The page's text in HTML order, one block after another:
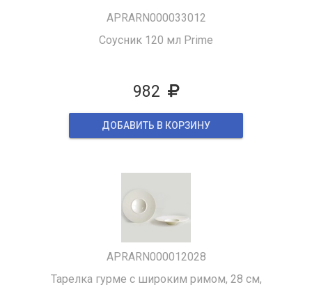
APRARN000033012
Соусник 120 мл Prime
982
ДОБАВИТЬ В КОРЗИНУ
АPRARN000012028
Тарелка гурме с широким римом, 28 см,